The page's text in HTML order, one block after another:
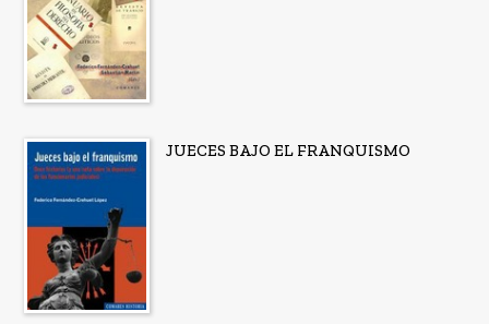
JUECES BAJO EL FRANQUISMO